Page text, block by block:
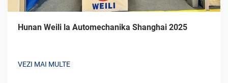
Hunan Weili la Automechanika Shanghai 2025
VEZI MAI MULTE